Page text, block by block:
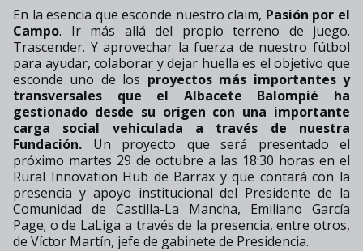
En la esencia que esconde nuestro claim, Pasión por el
Campo. Ir más allá del propio terreno de juego.
Trascender. Y aprovechar la fuerza de nuestro fútbol
para ayudar, colaborar y dejar huella es el objetivo que
esconde uno de los proyectos más importantes y
transversales que el Albacete Balompié ha
gestionado desde su origen con una importante
carga social vehiculada a través de nuestra
Fundación. Un proyecto que será presentado el
próximo martes 29 de octubre a las 18:30 horas en el
Rural Innovation Hub de Barrax y que contará con la
presencia y apoyo institucional del Presidente de la
Comunidad de Castilla-La Mancha, Emiliano García
Page; o de LaLiga a través de la presencia, entre otros,
de Víctor Martín, jefe de gabinete de Presidencia.